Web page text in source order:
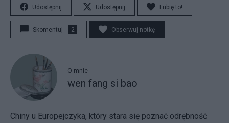
Udostępnij Udostępnij Lubię to!
Skomentuj 2 Obserwuj notkę
O mnie
wen fang si bao
Chiny u Europejczyka, który stara się poznać odrębność